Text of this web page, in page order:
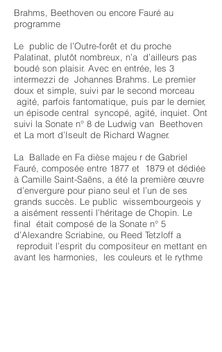
Brahms, Beethoven ou encore Fauré au
programme
Le public de l’Outre-forêt et du proche
Palatinat, plutôt nombreux, n’a d’ailleurs pas
boudé son plaisir. Avec en entrée, les 3
intermezzi de Johannes Brahms. Le premier
doux et simple, suivi par le second morceau
agité, parfois fantomatique, puis par le dernier,
un épisode central syncopé, agité, inquiet. Ont
suivi la Sonate n° 8 de Ludwig van Beethoven
et La mort d’Iseult de Richard Wagner.
La Ballade en Fa dièse majeu r de Gabriel
Fauré, composée entre 1877 et 1879 et dédiée
à Camille Saint-Saëns, a été la première œuvre
d’envergure pour piano seul et l’un de ses
grands succès. Le public wissembourgeois y
a aisément ressenti l’héritage de Chopin. Le
final était composé de la Sonate n° 5
d’Alexandre Scriabine, ou Reed Tetzloff a
reproduit l’esprit du compositeur en mettant en
avant les harmonies, les couleurs et le rythme